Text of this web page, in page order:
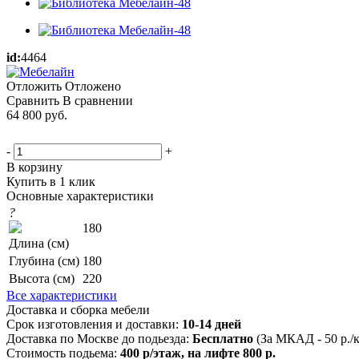
id:4464
Отложить Отложено
Сравнить В сравнении
64 800 руб.
-
+
В корзину
Купить в 1 клик
Основные характеристики
?
Длина (см)
180
Глубина (см) 180
Высота (см)
220
Все характеристики
Доставка и сборка мебели
Срок изготовления и доставки: 10-14 дней
Доставка по Москве до подьезда: Бесплатно (За МКАД - 50 р./
Стоимость подьема: 400 р/этаж, на лифте 800 р.